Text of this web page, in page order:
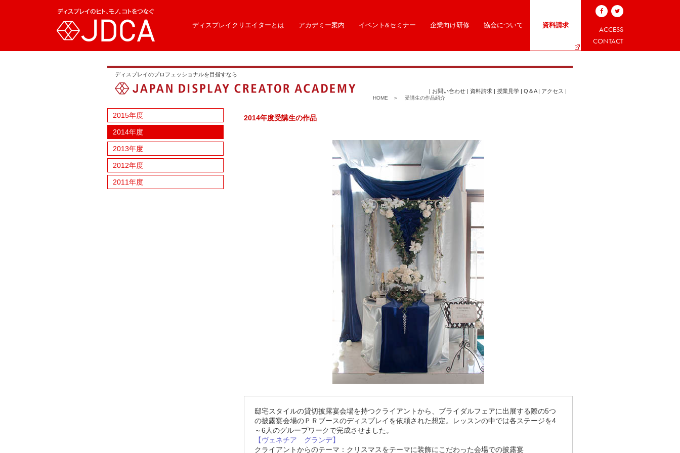
ディスプレイクリエイターとは アカデミー案内 イベント&セミナー 企業向け研修 協会について 資料請求
ACCESS
CONTACT
ディスプレイのプロフェッショナルを目指すなら
| お問い合わせ | 資料請求 | 授業見学 | Q＆A | アクセス |
HOME ＞ 受講生の作品紹介
2015年度
2014年度
2013年度
2012年度
2011年度
2014年度受講生の作品
邸宅スタイルの貸切披露宴会場を持つクライアントから、ブライダルフェアに出展する際の5つ
の披露宴会場のＰＲブースのディスプレイを依頼された想定。レッスンの中では各ステージを4
～6人のグループワークで完成させました。
【ヴェネチア グランデ】
クライアントからのテーマ：クリスマスをテーマに装飾にこだわった会場での披露宴